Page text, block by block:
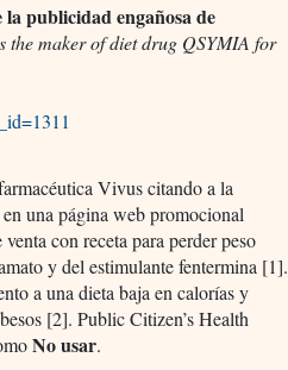
publicidad engañosa de
the maker of diet drug QSYMIA for
Vivus citando a la
una página web promocional
con receta para perder peso
y del estimulante fentermina [1].
a una dieta baja en calorías y
[2]. Public Citizen’s Health
No usar.